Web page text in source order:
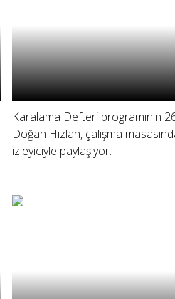
Karalama Defteri programının
Doğan Hızlan, çalışma
izleyiciyle paylaşıyor.